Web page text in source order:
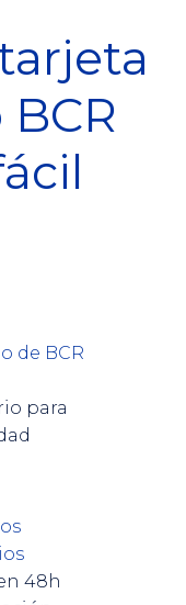
de BCR
para
48h